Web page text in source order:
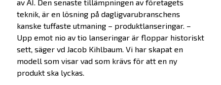
av AI. Den senaste tillämpningen av företagets
teknik, är en lösning på dagligvarubranschens
kanske tuffaste utmaning – produktlanseringar. –
Upp emot nio av tio lanseringar är floppar historiskt
sett, säger vd Jacob Kihlbaum. Vi har skapat en
modell som visar vad som krävs för att en ny
produkt ska lyckas.